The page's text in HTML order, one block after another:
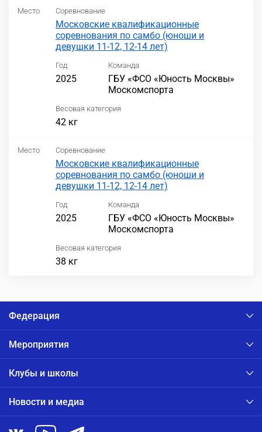
Место Соревнование
Московские квалификационные
соревнования по самбо (юноши и
девушки 11-12, 12-14 лет)
Год
2025
Команда
ГБУ «ФСО «Юность Москвы»
Москомспорта
Весовая категория
42 кг
Место Соревнование
Московские квалификационные
соревнования по самбо (юноши и
девушки 11-12, 12-14 лет)
Год
2025
Команда
ГБУ «ФСО «Юность Москвы»
Москомспорта
Весовая категория
38 кг
Федерация
Мероприятия
Клубы и школы
Новости и медиа